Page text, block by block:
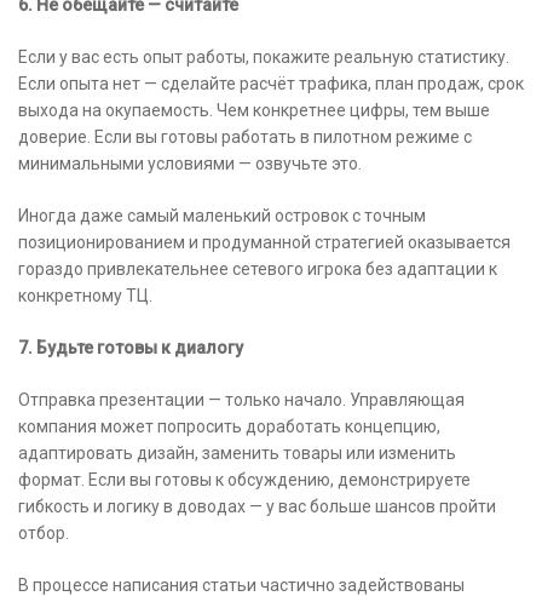
6. Не обещайте — считайте
Если у вас есть опыт работы, покажите реальную статистику.
Если опыта нет — сделайте расчёт трафика, план продаж, срок
выхода на окупаемость. Чем конкретнее цифры, тем выше
доверие. Если вы готовы работать в пилотном режиме с
минимальными условиями — озвучьте это.
Иногда даже самый маленький островок с точным
позиционированием и продуманной стратегией оказывается
гораздо привлекательнее сетевого игрока без адаптации к
конкретному ТЦ.
7. Будьте готовы к диалогу
Отправка презентации — только начало. Управляющая
компания может попросить доработать концепцию,
адаптировать дизайн, заменить товары или изменить
формат. Если вы готовы к обсуждению, демонстрируете
гибкость и логику в доводах — у вас больше шансов пройти
отбор.
В процессе написания статьи частично задействованы